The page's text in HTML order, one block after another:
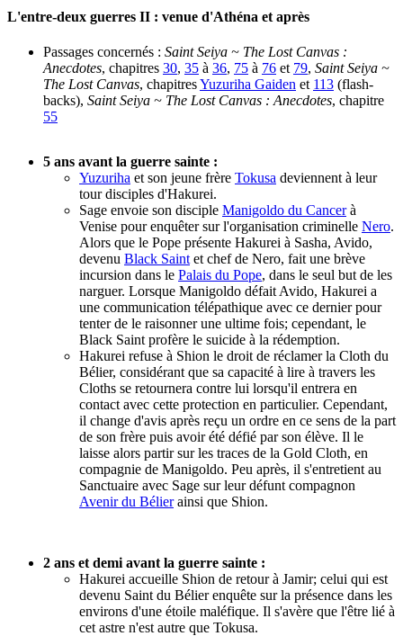
L'entre-deux guerres II : venue d'Athéna et après
Passages concernés : Saint Seiya ~ The Lost Canvas :
Anecdotes, chapitres 30, 35 à 36, 75 à 76 et 79, Saint Seiya ~
The Lost Canvas, chapitresYuzuriha Gaiden et 113 (flash-
backs), Saint Seiya ~ The Lost Canvas : Anecdotes, chapitre
55
5 ans avant la guerre sainte :
Yuzuriha et son jeune frère Tokusa deviennent à leur
tour disciples d'Hakurei.
Sage envoie son disciple Manigoldo du Cancerà
Venise pour enquêter sur l'organisation criminelle Nero.
Alors que le Pope présente Hakurei à Sasha, Avido,
devenu Black Saint et chef de Nero, fait une brève
incursion dans le Palais du Pope, dans le seul but de les
narguer. Lorsque Manigoldo défait Avido, Hakurei a
une communication télépathique avec ce dernier pour
tenter de le raisonner une ultime fois; cependant, le
Black Saint profère le suicide à la rédemption.
Hakurei refuse à Shion le droit de réclamer la Cloth du
Bélier, considérant que sa capacité à lire à travers les
Cloths se retournera contre lui lorsqu'il entrera en
contact avec cette protection en particulier. Cependant,
il change d'avis après reçu un ordre en ce sens de la part
de son frère puis avoir été défié par son élève. Il le
laisse alors partir sur les traces de la Gold Cloth, en
compagnie de Manigoldo. Peu après, il s'entretient au
Sanctuaire avec Sage sur leur défunt compagnon
Avenir du Bélierainsi que Shion.
2 ans et demi avant la guerre sainte :
Hakurei accueille Shion de retour à Jamir; celui qui est
devenu Saint du Bélier enquête sur la présence dans les
environs d'une étoile maléfique. Il s'avère que l'être lié à
cet astre n'est autre que Tokusa.